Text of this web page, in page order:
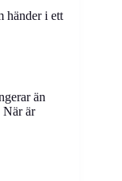
händer i ett
än
När är